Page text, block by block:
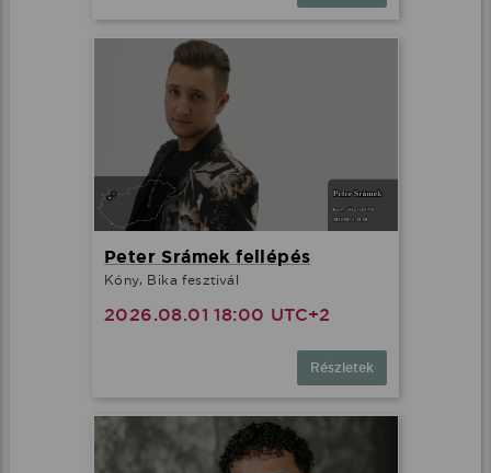
Peter Srámek fellépés
Kóny, Bika fesztivál
2026.08.01 18:00 UTC+2
Részletek